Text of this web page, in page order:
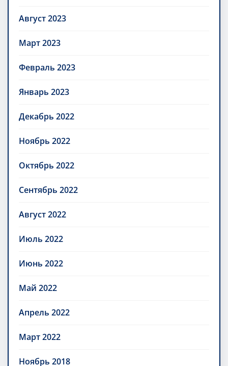
Август 2023
Март 2023
Февраль 2023
Январь 2023
Декабрь 2022
Ноябрь 2022
Октябрь 2022
Сентябрь 2022
Август 2022
Июль 2022
Июнь 2022
Май 2022
Апрель 2022
Март 2022
Ноябрь 2018